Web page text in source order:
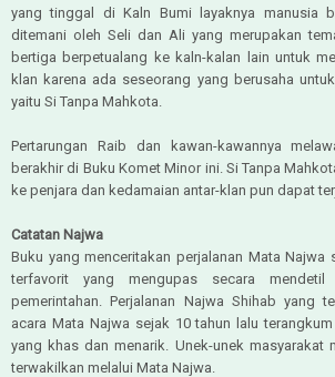
yang tinggal di Kaln Bumi layaknya manusia
ditemani oleh Seli dan Ali yang merupakan
bertiga berpetualang ke kaln-kalan lain untuk
klan karena ada seseorang yang berusaha
yaitu Si Tanpa Mahkota.
Pertarungan Raib dan kawan-kawannya
berakhir di Buku Komet Minor ini. Si Tanpa
ke penjara dan kedamaian antar-klan pun dapat
Catatan Najwa
Buku yang menceritakan perjalanan Mata Najwa
terfavorit yang mengupas secara mendetil
pemerintahan. Perjalanan Najwa Shihab yang
acara Mata Najwa sejak 10 tahun lalu
yang khas dan menarik. Unek-unek masyarakat
terwakilkan melalui Mata Najwa.